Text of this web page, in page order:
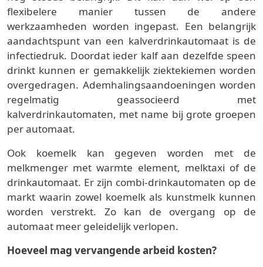
flexibelere manier tussen de andere
werkzaamheden worden ingepast. Een belangrijk
aandachtspunt van een kalverdrinkautomaat is de
infectiedruk. Doordat ieder kalf aan dezelfde speen
drinkt kunnen er gemakkelijk ziektekiemen worden
overgedragen. Ademhalingsaandoeningen worden
regelmatig geassocieerd met
kalverdrinkautomaten, met name bij grote groepen
per automaat.
Ook koemelk kan gegeven worden met de
melkmenger met warmte element, melktaxi of de
drinkautomaat. Er zijn combi-drinkautomaten op de
markt waarin zowel koemelk als kunstmelk kunnen
worden verstrekt. Zo kan de overgang op de
automaat meer geleidelijk verlopen.
Hoeveel mag vervangende arbeid kosten?